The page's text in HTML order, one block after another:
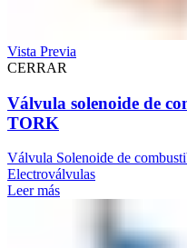
Vista Previa
CERRAR
Válvula solenoide de
TORK
Válvula Solenoide de
Electroválvulas
Leer más